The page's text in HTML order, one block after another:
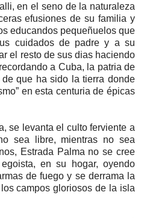
en el seno de la naturaleza
efusiones de su familia y
educandos pequeñuelos que
cuidados de padre y a su
el resto de sus dias haciendo
a Cuba, la patria de
que ha sido la tierra donde
en esta centuria de épicas
se levanta el culto ferviente a
sea libre, mientras no sea
Estrada Palma no se cree
en su hogar, oyendo
de fuego y se derrama la
campos gloriosos de la isla